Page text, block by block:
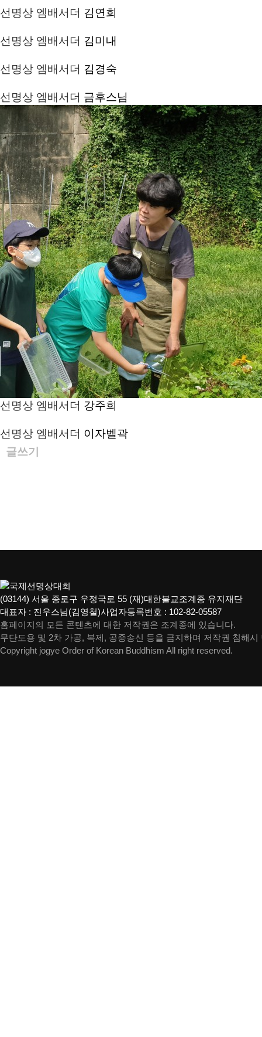
선명상 엠배서더 김연희
선명상 엠배서더 김미내
선명상 엠배서더 김경숙
선명상 엠배서더 금후스님
선명상 엠배서더 강주희
선명상 엠배서더 이자벨곽
글쓰기
(03144) 서울 종로구 우정국로 55 (재)대한불교조계종 유지재단
대표자 : 진우스님(김영철)사업자등록번호 : 102-82-05587
홈페이지의 모든 콘텐츠에 대한 저작권은 조계종에 있습니다.
무단도용 및 2차 가공, 복제, 공중송신 등을 금지하며 저작권 침해
Copyright jogye Order of Korean Buddhism All right reserved.